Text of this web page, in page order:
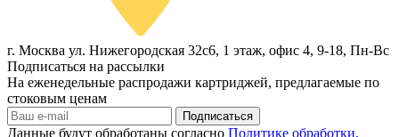
г. Москва ул. Нижегородская 32с6, 1 этаж, офис 4, 9-18, Пн-Вс
Подписаться на рассылки
На еженедельные распродажи картриджей, предлагаемые по
стоковым ценам
Подписаться
Данные будут обработаны согласно Политике обработки,